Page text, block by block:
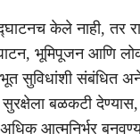
केले नाही, तर
भूमिपूजन आणि
सुविधांशी संबंधित
सुरक्षेला बळकटी
अधिक आत्मनिर्भर